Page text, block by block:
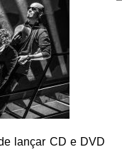
lançar CD e DVD